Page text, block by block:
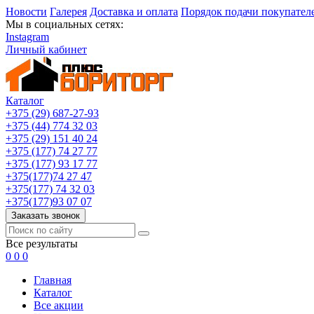
Новости Галерея Доставка и оплата Порядок подачи
Мы в социальных сетях:
Instagram
Личный кабинет
Каталог
+375 (29) 687-27-93
+375 (44) 774 32 03
+375 (29) 151 40 24
+375 (177) 74 27 77
+375 (177) 93 17 77
+375(177)74 27 47
+375(177) 74 32 03
+375(177)93 07 07
Заказать звонок
Все результаты
0 0 0
Главная
Каталог
Все акции